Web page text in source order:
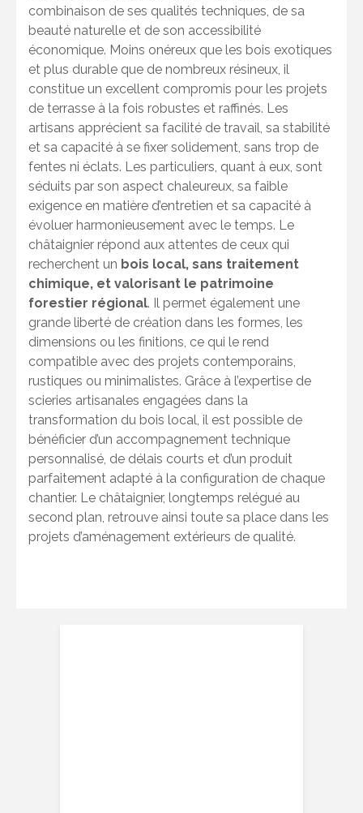
combinaison de ses qualités techniques, de sa
beauté naturelle et de son accessibilité
économique. Moins onéreux que les bois exotiques
et plus durable que de nombreux résineux, il
constitue un excellent compromis pour les projets
de terrasse à la fois robustes et raffinés. Les
artisans apprécient sa facilité de travail, sa stabilité
et sa capacité à se fixer solidement, sans trop de
fentes ni éclats. Les particuliers, quant à eux, sont
séduits par son aspect chaleureux, sa faible
exigence en matière d’entretien et sa capacité à
évoluer harmonieusement avec le temps. Le
châtaignier répond aux attentes de ceux qui
recherchent un bois local, sans traitement
chimique, et valorisant le patrimoine
forestier régional. Il permet également une
grande liberté de création dans les formes, les
dimensions ou les finitions, ce qui le rend
compatible avec des projets contemporains,
rustiques ou minimalistes. Grâce à l’expertise de
scieries artisanales engagées dans la
transformation du bois local, il est possible de
bénéficier d’un accompagnement technique
personnalisé, de délais courts et d’un produit
parfaitement adapté à la configuration de chaque
chantier. Le châtaignier, longtemps relégué au
second plan, retrouve ainsi toute sa place dans les
projets d’aménagement extérieurs de qualité.